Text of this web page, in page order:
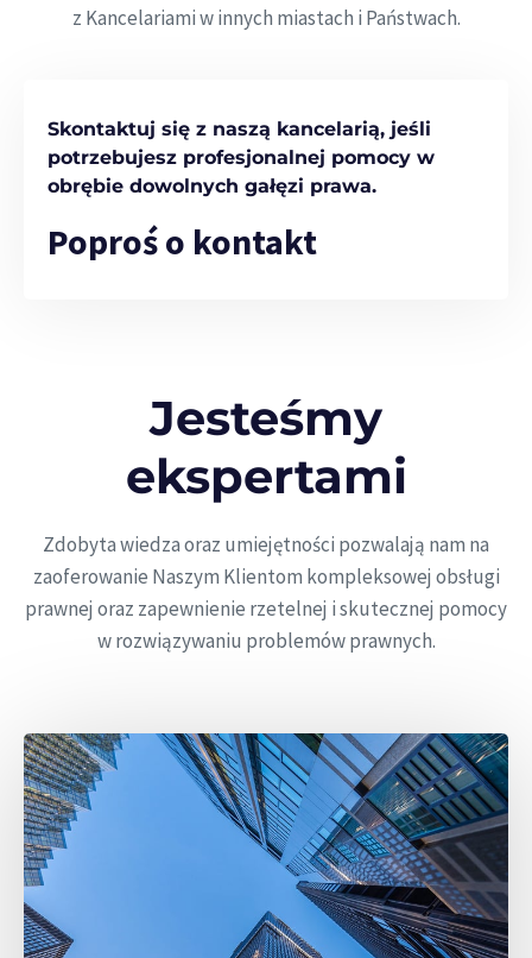
z Kancelariami w innych miastach i Państwach.
Skontaktuj się z naszą kancelarią, jeśli
potrzebujesz profesjonalnej pomocy w
obrębie dowolnych gałęzi prawa.
Poproś o kontakt
Jesteśmy
ekspertami
Zdobyta wiedza oraz umiejętności pozwalają nam na
zaoferowanie Naszym Klientom kompleksowej obsługi
prawnej oraz zapewnienie rzetelnej i skutecznej pomocy
w rozwiązywaniu problemów prawnych.